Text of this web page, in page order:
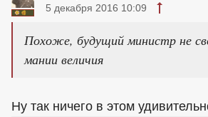
5 декабря 2016 10:09
Похоже, будущий министр не
мании величия
Ну так ничего в этом